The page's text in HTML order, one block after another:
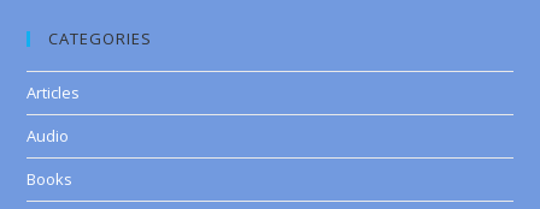
CATEGORIES
Articles
Audio
Books